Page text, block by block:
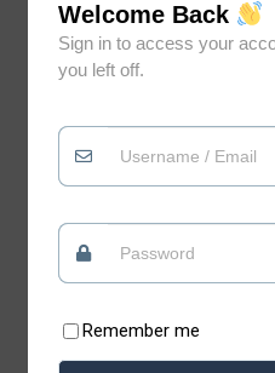
Đừng vì gặp vài
xứng đáng mà
Quan điểm 09/07/2026
Có những lúc, sống
Welcome Back
Sign in to access your
you left off.
Remember me